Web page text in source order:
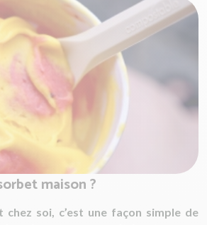
maison ?
soi, c’est une façon simple de